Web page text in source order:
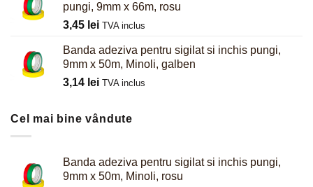
pungi, 9mm x 66m, rosu
3,45 lei TVA inclus
Banda adeziva pentru sigilat si inchis pungi,
9mm x 50m, Minoli, galben
3,14 lei TVA inclus
Cel mai bine vândute
Banda adeziva pentru sigilat si inchis pungi,
9mm x 50m, Minoli, rosu